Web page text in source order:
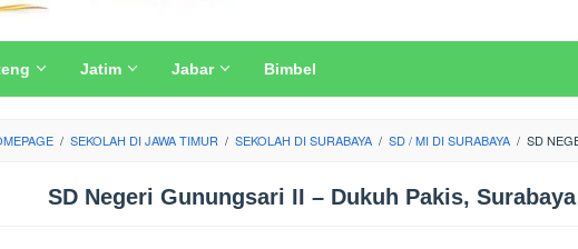
Jatim Jabar Bimbel
/ SEKOLAH DI JAWA TIMUR / SEKOLAH DI SURABAYA / SD / MI DI SURABAYA / SD
SD Negeri Gunungsari II – Dukuh Pakis, Surabaya